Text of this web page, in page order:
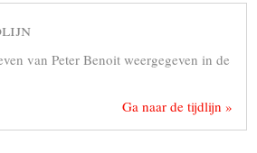
van Peter Benoit weergegeven in de
Ga naar de tijdlijn »